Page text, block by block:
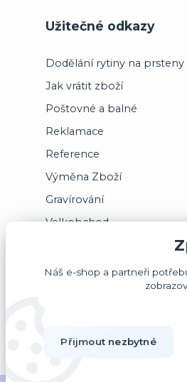
Užitečné odkazy
Dodělání rytiny na prsteny
Jak vrátit zboží
Poštovné a balné
Reklamace
Reference
Výměna Zboží
Gravírování
Velkobchod
Jsme registrováni na
Náš e-shop a partneři
Přijmout nezbytné